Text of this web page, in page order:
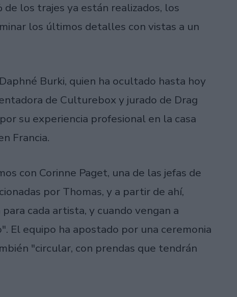
los trajes ya están realizados, los
los últimos detalles con vistas a un
Burki, quien ha ocultado hasta hoy
de Culturebox y jurado de Drag
su experiencia profesional en la casa
Francia.
con Corinne Paget, una de las jefas de
por Thomas, y a partir de ahí,
cada artista, y cuando vengan a
El equipo ha apostado por una ceremonia
"circular, con prendas que tendrán